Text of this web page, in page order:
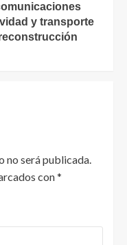
y transporte
no será publicada.
con*